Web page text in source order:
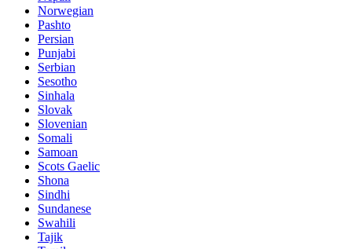
Norwegian
Pashto
Persian
Punjabi
Serbian
Sesotho
Sinhala
Slovak
Slovenian
Somali
Samoan
Scots Gaelic
Shona
Sindhi
Sundanese
Swahili
Tajik